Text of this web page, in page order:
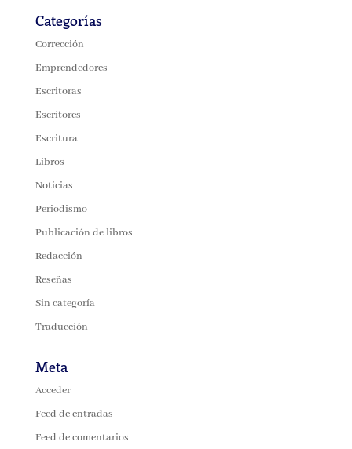
Categorías
Corrección
Emprendedores
Escritoras
Escritores
Escritura
Libros
Noticias
Periodismo
Publicación de libros
Redacción
Reseñas
Sin categoría
Traducción
Meta
Acceder
Feed de entradas
Feed de comentarios